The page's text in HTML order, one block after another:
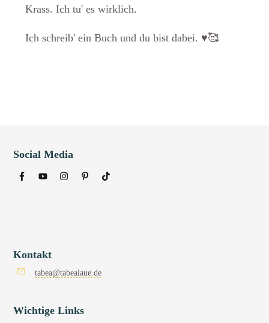
Krass. Ich tu' es wirklich.
Ich schreib' ein Buch und du bist dabei. ♥️🥰
Social Media
Kontakt
tabea@tabealaue.de
Wichtige Links